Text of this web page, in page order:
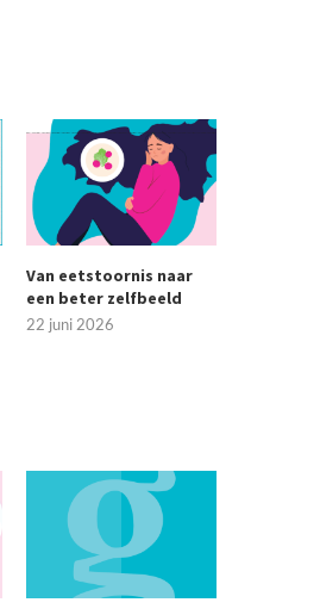
Van eetstoornis naar
een beter zelfbeeld
22 juni 2026